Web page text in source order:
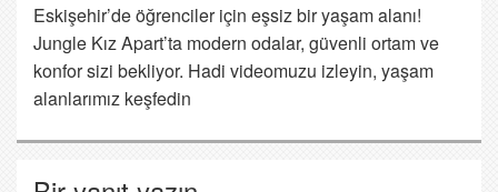
Eskişehir’de öğrenciler için eşsiz bir yaşam alanı!
Jungle Kız Apart’ta modern odalar, güvenli ortam ve
konfor sizi bekliyor. Hadi videomuzu izleyin, yaşam
alanlarımız keşfedin